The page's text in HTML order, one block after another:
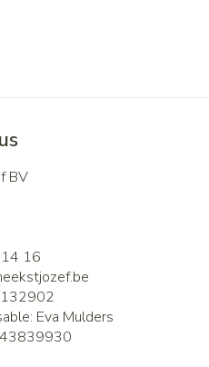
BV
16
132902
Eva Mulders